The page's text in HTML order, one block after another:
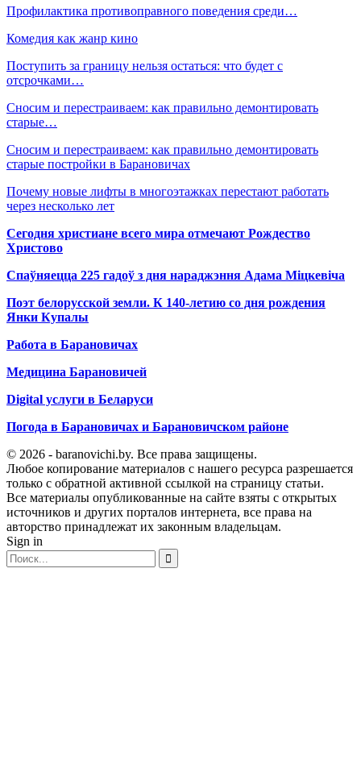
Профилактика противоправного поведения среди…
Комедия как жанр кино
Поступить за границу нельзя остаться: что будет с
отсрочками…
Сносим и перестраиваем: как правильно демонтировать
старые…
Сносим и перестраиваем: как правильно демонтировать
старые постройки в Барановичах
Почему новые лифты в многоэтажках перестают работать
через несколько лет
Сегодня христиане всего мира отмечают Рождество
Христово
Спаўняецца 225 гадоў з дня нараджэння Адама Міцкевіча
Поэт белорусской земли. К 140-летию со дня рождения
Янки Купалы
Работа в Барановичах
Медицина Барановичей
Digital услуги в Беларуси
Погода в Барановичах и Барановичском районе
© 2026 - baranovichi.by. Все права защищены.
Любое копирование материалов с нашего ресурса разрешается
только с обратной активной ссылкой на страницу статьи.
Все материалы опубликованные на сайте взяты с открытых
источников и других порталов интернета, все права на
авторство принадлежат их законным владельцам.
Sign in